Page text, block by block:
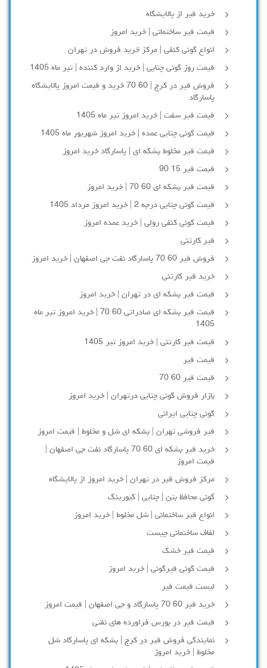
خرید قیر از پالایشگاه
قیمت قیر ساختمانی | خرید امروز
انواع گونی کنفی | مرکز خرید فروش در تهران
قیمت روز گونی چتایی | خرید از وارد کننده | تیر ماه 1405
فروش قیر در کرج | 60 70 خرید و قیمت امروز پالایشگاه
پاسارگاد
قیمت قیر سفت | خرید امروز تیر ماه 1405
قیمت گونی چتایی عمده | خرید امروز شهریور ماه 1405
قیمت قیر مخلوط بشکه ای | پاسارگاد خرید امروز
قیمت قیر 15 90
قیمت قیر بشکه ای 60 70 | خرید امروز
قیمت گونی چتایی درجه 2 | خرید امروز مرداد 1405
قیمت گونی کنفی رولی | خرید عمده امروز
قیر کارتنی
فروش قیر 60 70 پاسارگاد نفت جی اصفهان | خرید امروز
خرید قیر کارتنی
قیمت قیر بشکه ای در تهران | خرید امروز
قیمت قیر بشکه ای صادراتی 60 70 | خرید امروز تیر ماه
1405
قیمت قیر کارتنی | خرید امروز تیر 1405
قیمت قیر
قیمت قیر 60 70
بازار فروش گونی چتایی درتهران | خرید امروز
گونی چتایی ایرانی
قیر فروشی تهران | بشکه ای شل و مخلوط | قیمت امروز
خرید قیر بشکه ای 60 70 پاسارگاد نفت جی اصفهان |
قیمت امروز
مرکز فروش قیر در تهران | خرید امروز از پالایشگاه
گونی محافظ بتن | چتایی | کیورینگ
انواع قیر ساختمانی | شل مخلوط | خرید امروز
لفاف ساختمانی چیست
قیمت قیر خشک
قیمت گونی قیرگونی | خرید امروز
لیست قیمت قیر
خرید قیر 60 70 پاسارگاد و جی اصفهان | قیمت امروز
قیمت قیر در بورس فراورده های نفتی
نمایندگی فروش قیر در کرج | بشکه ای پاسارگاد شل
مخلوط | خرید امروز